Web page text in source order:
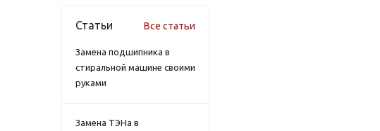
Статьи Все статьи
Замена подшипника в
стиральной машине своими
руками
Замена ТЭНа в